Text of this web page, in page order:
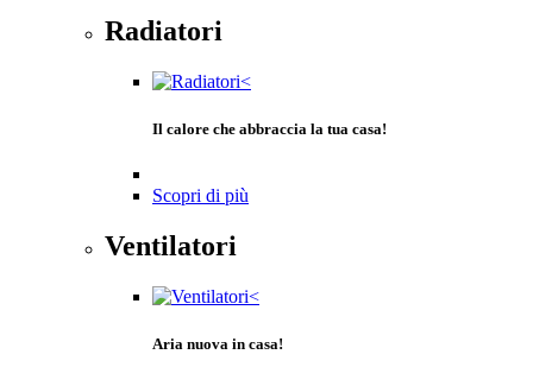
Radiatori
Il calore che abbraccia la tua casa!
Scopri di più
Ventilatori
Aria nuova in casa!